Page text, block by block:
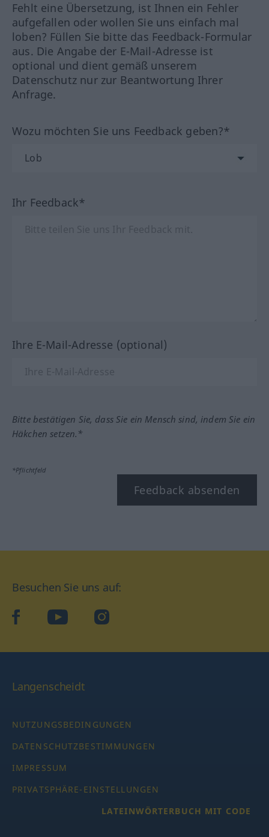
Fehlt eine Übersetzung, ist Ihnen ein Fehler
aufgefallen oder wollen Sie uns einfach mal
loben? Füllen Sie bitte das Feedback-Formular
aus. Die Angabe der E-Mail-Adresse ist
optional und dient gemäß unserem
Datenschutz nur zur Beantwortung Ihrer
Anfrage.
Wozu möchten Sie uns Feedback geben?*
Ihr Feedback*
Ihre E-Mail-Adresse (optional)
Bitte bestätigen Sie, dass Sie ein Mensch sind, indem Sie ein
Häkchen setzen.*
*Pflichtfeld
Feedback absenden
Besuchen Sie uns auf:
facebookYouTube Instagram
Langenscheidt
NUTZUNGSBEDINGUNGEN
DATENSCHUTZBESTIMMUNGEN
IMPRESSUM
PRIVATSPHÄRE-EINSTELLUNGEN
LATEINWÖRTERBUCH MIT CODE